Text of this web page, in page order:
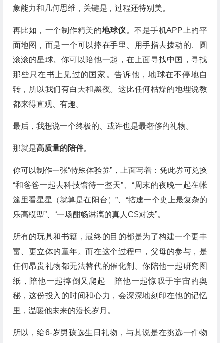
象能力和几何思维，关键是，过程还特别美。
再比如，一个制作精美的地球仪 。不是手机APP上的平
面地图，而是一个可以捧在手里、用手指去拨动的、圆
滚滚的星球。你可以陪他一起，在上面寻找中国，寻找
那些只在书上见过的国家。告诉他，地球在不停地自
转，所以我们有白天和黑夜。这比任何枯燥的地理说教
都来得直观、有趣。
最后，我想说一个终极的、或许也是最奢侈的礼物。
那就是高质量的陪伴。
你可以制作一张“特殊体验券”，上面写着：凭此券可兑换
“和爸爸一起去科技馆待一整天”、“周末的夜晚一起在帐
篷里看星星（就算是在阳台）”、“搭建一个史上最复杂的
乐高模型”、“一场酣畅淋漓的真人CS对决”。
所有的玩具和书籍，最终的目的都是为了构建一个更丰
富、更立体的童年。而在这个过程中，父母的参与，是
任何昂贵礼物都无法替代的催化剂。你陪他一起研究图
纸，陪他一起摔倒又爬起，陪他一起惊叹于宇宙的奥
秘，这份投入的时间和心力，会深深地刻印在他的记忆
里，温暖他未来的漫长岁月。
所以，给6-岁男孩选生日礼物，与其说是在挑选一件物